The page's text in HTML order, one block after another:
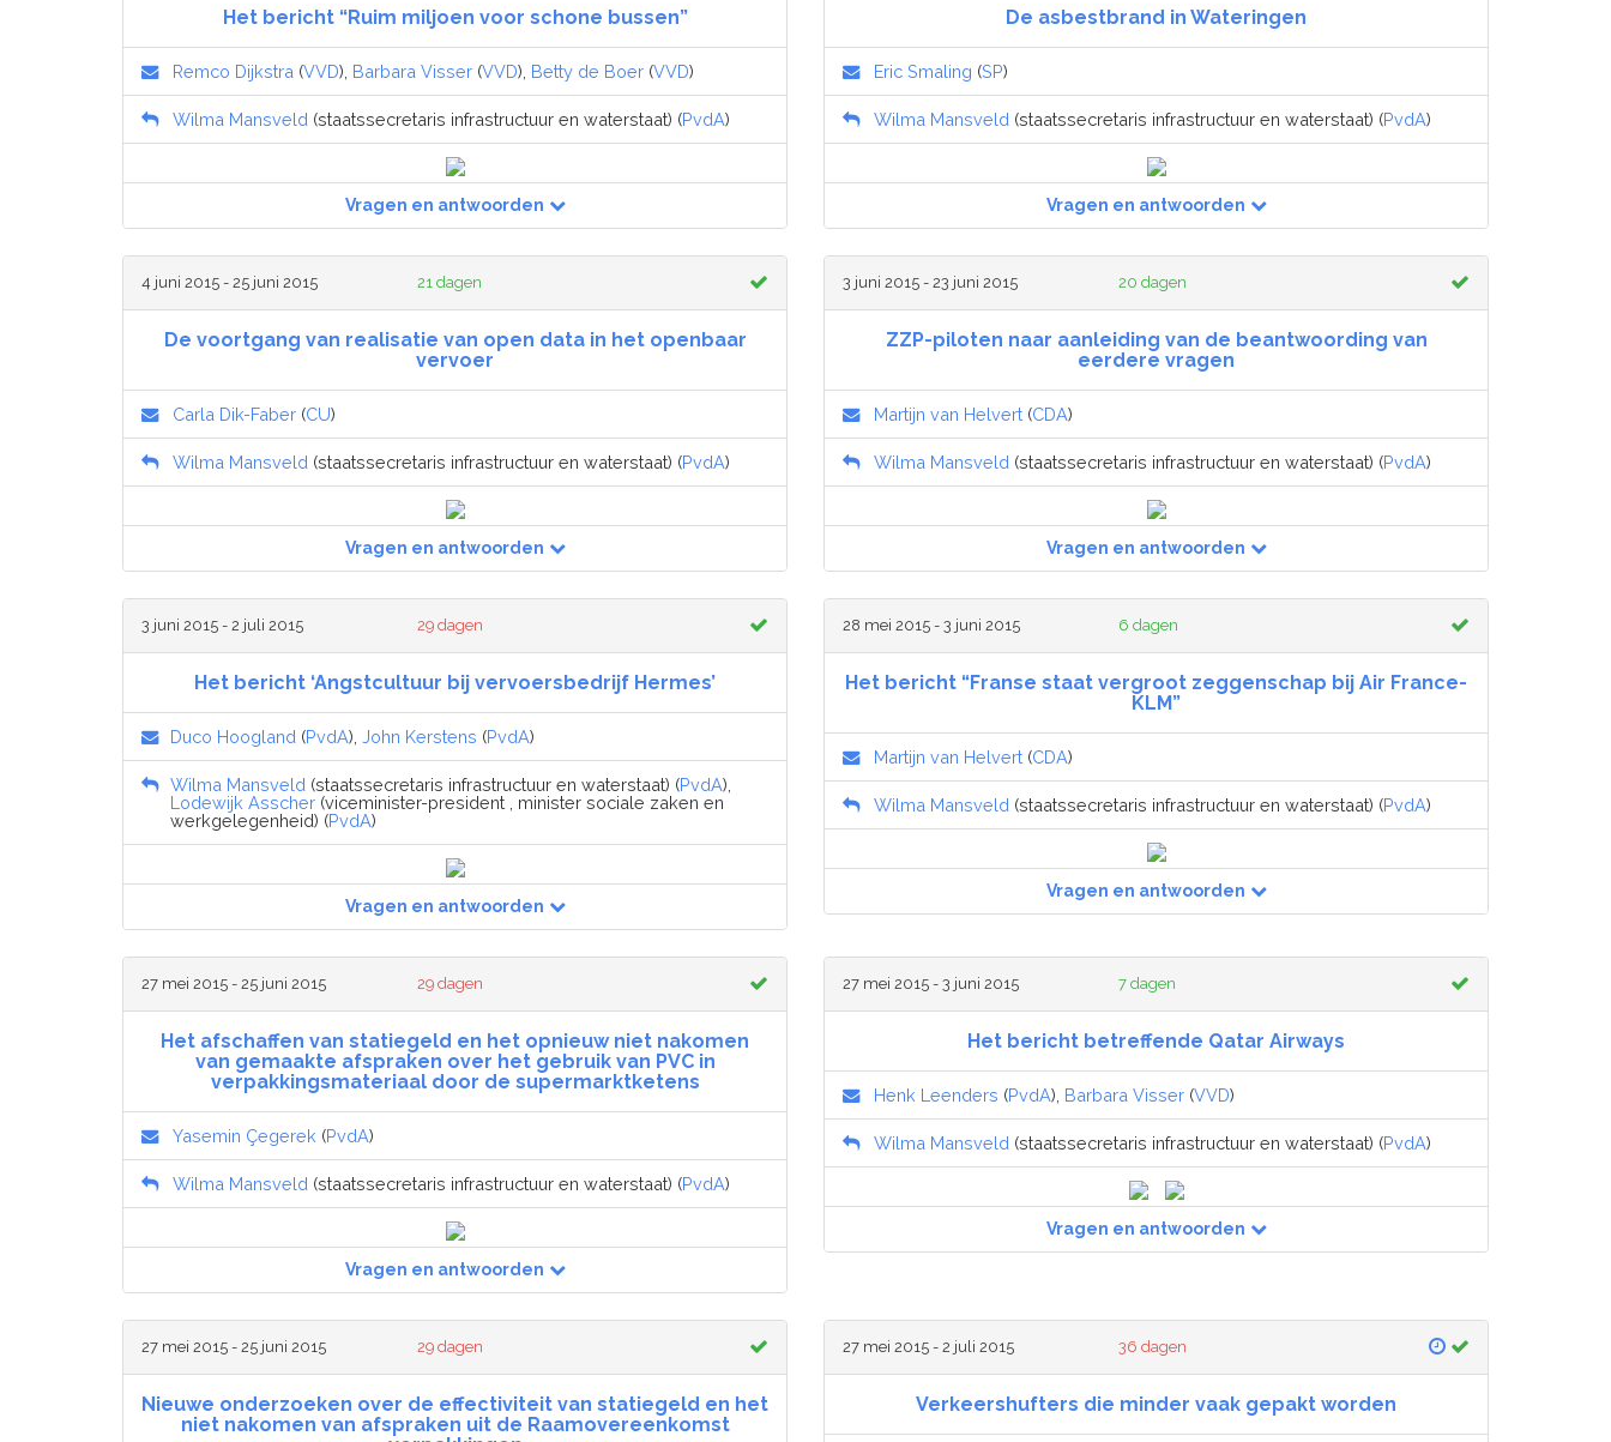
Het bericht “Ruim miljoen voor schone bussen”
Remco Dijkstra (VVD), Barbara Visser (VVD), Betty de Boer (VVD)
Wilma Mansveld (staatssecretaris infrastructuur en waterstaat) (PvdA)
Vragen en antwoorden
De asbestbrand in Wateringen
Eric Smaling (SP)
Wilma Mansveld (staatssecretaris infrastructuur en waterstaat) (PvdA)
Vragen en antwoorden
4 juni 2015 - 25 juni 2015 21 dagen
De voortgang van realisatie van open data in het openbaar
vervoer
Carla Dik-Faber (CU)
Wilma Mansveld (staatssecretaris infrastructuur en waterstaat) (PvdA)
Vragen en antwoorden
3 juni 2015 - 23 juni 2015 20 dagen
ZZP-piloten naar aanleiding van de beantwoording van
eerdere vragen
Martijn van Helvert (CDA)
Wilma Mansveld (staatssecretaris infrastructuur en waterstaat) (PvdA)
Vragen en antwoorden
3 juni 2015 - 2 juli 2015 29 dagen
Het bericht ‘Angstcultuur bij vervoersbedrijf Hermes’
Duco Hoogland (PvdA), John Kerstens (PvdA)
Wilma Mansveld (staatssecretaris infrastructuur en waterstaat) (PvdA),
Lodewijk Asscher (viceminister-president , minister sociale zaken en
werkgelegenheid) (PvdA)
Vragen en antwoorden
28 mei 2015 - 3 juni 2015 6 dagen
Het bericht “Franse staat vergroot zeggenschap bij Air France-
KLM”
Martijn van Helvert (CDA)
Wilma Mansveld (staatssecretaris infrastructuur en waterstaat) (PvdA)
Vragen en antwoorden
27 mei 2015 - 25 juni 2015 29 dagen
Het afschaffen van statiegeld en het opnieuw niet nakomen
van gemaakte afspraken over het gebruik van PVC in
verpakkingsmateriaal door de supermarktketens
Yasemin Çegerek (PvdA)
Wilma Mansveld (staatssecretaris infrastructuur en waterstaat) (PvdA)
Vragen en antwoorden
27 mei 2015 - 3 juni 2015 7 dagen
Het bericht betreffende Qatar Airways
Henk Leenders (PvdA), Barbara Visser (VVD)
Wilma Mansveld (staatssecretaris infrastructuur en waterstaat) (PvdA)
Vragen en antwoorden
27 mei 2015 - 25 juni 2015 29 dagen
Nieuwe onderzoeken over de effectiviteit van statiegeld en het
niet nakomen van afspraken uit de Raamovereenkomst
27 mei 2015 - 2 juli 2015 36 dagen
Verkeershufters die minder vaak gepakt worden